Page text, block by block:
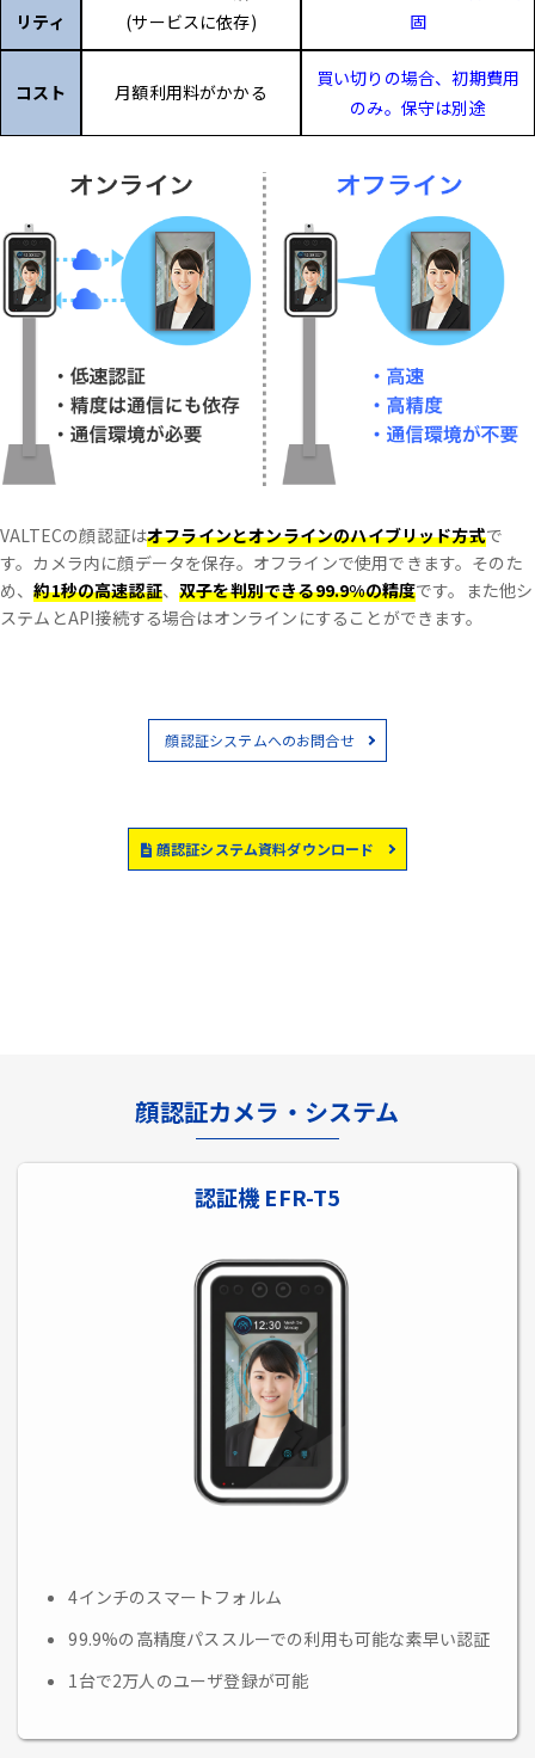
リティ
(サービスに依存)
固
コスト 月額利用料がかかる
買い切りの場合、初期費用
のみ。保守は別途
VALTECの顔認証はオフラインとオンラインのハイブリッド方式で
す。 カメラ内に顔データを保存。オフラインで使用できます。 そのた
め、約1秒の高速認証、双子を判別できる99.9%の精度です。 また他シ
ステムとAPI接続する場合はオンラインにすることができます。
顔認証システムへのお問合せ
顔認証システム資料ダウンロード
顔認証カメラ・システム
認証機 EFR-T5
4インチのスマートフォルム
99.9%の高精度パススルーでの利用も可能な素早い認証
1台で2万人のユーザ登録が可能